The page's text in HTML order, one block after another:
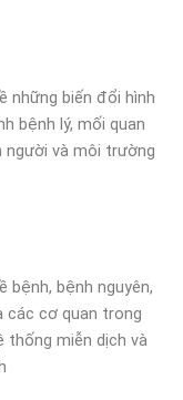
những biến đổi hình
bệnh lý, mối quan
người và môi trường
bệnh, bệnh nguyên,
các cơ quan trong
thống miễn dịch và